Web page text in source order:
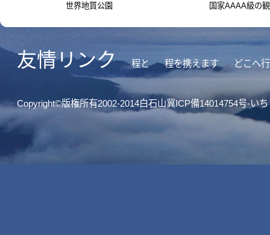
Copyright©版権所有2002-2014白石山冀ICP備14014754号-いち